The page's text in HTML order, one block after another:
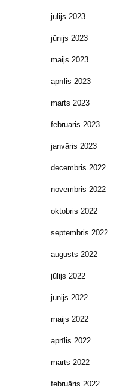
jūlijs 2023
jūnijs 2023
maijs 2023
aprīlis 2023
marts 2023
februāris 2023
janvāris 2023
decembris 2022
novembris 2022
oktobris 2022
septembris 2022
augusts 2022
jūlijs 2022
jūnijs 2022
maijs 2022
aprīlis 2022
marts 2022
februāris 2022